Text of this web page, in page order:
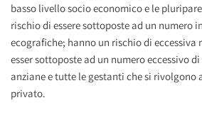
basso livello socio economico e le
rischio di essere sottoposte ad un numero
ecografiche; hanno un rischio di eccessiva
esser sottoposte ad un numero eccessivo
anziane e tutte le gestanti che si rivolgono
privato.